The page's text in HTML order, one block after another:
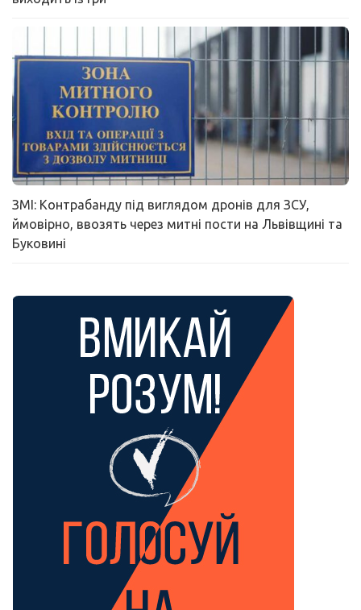
ЗМІ: Контрабанду під виглядом дронів для ЗСУ,
ймовірно, ввозять через митні пости на Львівщині та
Буковині